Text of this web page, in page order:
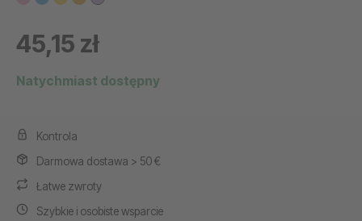
45,15 zł
Natychmiast dostępny
Kontrola
Darmowa dostawa > 50 €
Łatwe zwroty
Szybkie i osobiste wsparcie